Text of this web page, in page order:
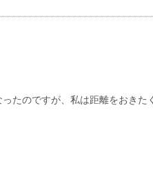
たのですが、私は距離をおきた